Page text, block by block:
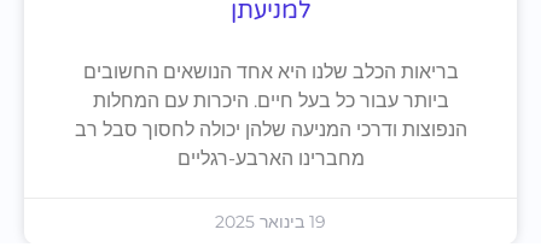
למניעתן
בריאות הכלב שלנו היא אחד הנושאים החשובים
ביותר עבור כל בעל חיים. היכרות עם המחלות
הנפוצות ודרכי המניעה שלהן יכולה לחסוך סבל רב
מחברינו הארבע-רגליים
19 בינואר 2025